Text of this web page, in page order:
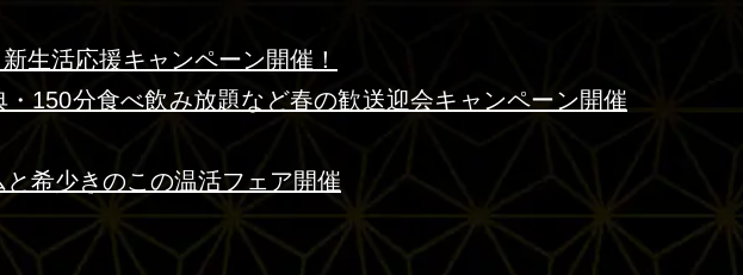
生活応援キャンペーン開催！
・150分食べ飲み放題など春の歓送迎会キャンペーン開催
と希少きのこの温活フェア開催